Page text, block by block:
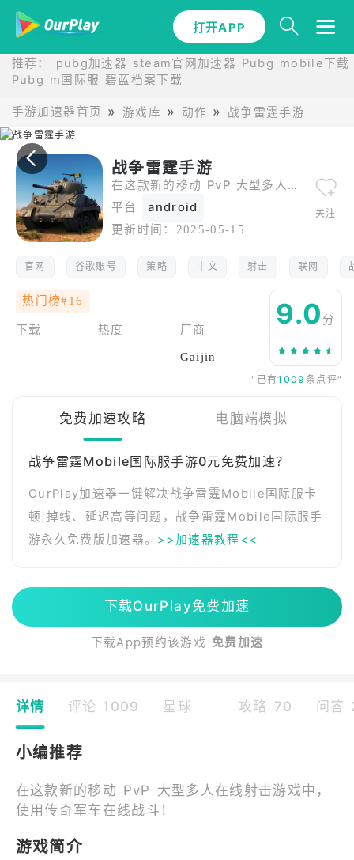
打开APP
推荐： pubg加速器 steam官网加速器 Pubg mobile下载
Pubg m国际服 碧蓝档案下载
手游加速器首页 游戏库 动作 战争雷霆手游
打开APP
战争雷霆手游
在这款新的移动 PvP 大型多人在线射击游戏中，使用传奇军车在线战斗！
平台
android
更新时间： 2025-05-15
关注
官网 谷歌账号 策略 中文 射击 联网
热门榜#16
下载
——
热度
——
厂商
Gaijin
9.0 分
"已有1009 条点评"
免费加速攻略 电脑端模拟
战争雷霆Mobile国际服手游0元免费加速？
OurPlay加速器一键解决战争雷霆Mobile国际服卡
顿|掉线、延迟高等问题，战争雷霆Mobile国际服手
游永久免费版加速器。 >>加速器教程<<
下载OurPlay免费加速
下载App预约该游戏 免费加速
详情 评论 1009 星球 攻略 70 问答
小编推荐
在这款新的移动 PvP 大型多人在线射击游戏中，
使用传奇军车在线战斗！
游戏简介